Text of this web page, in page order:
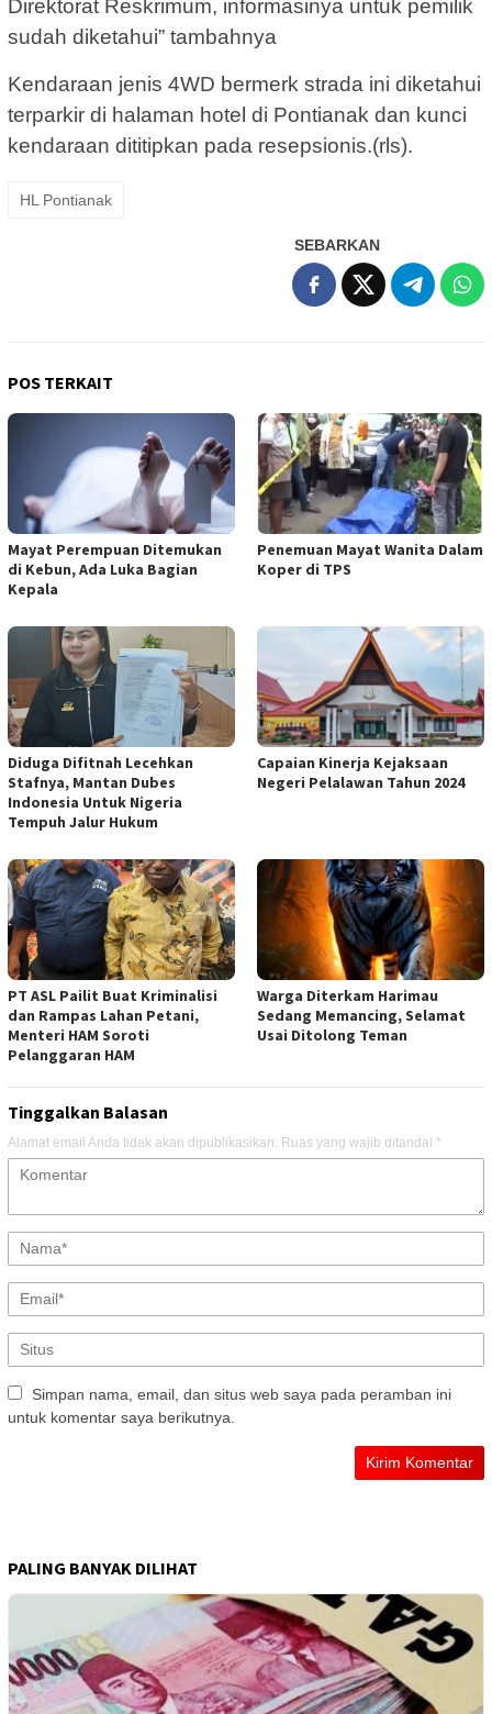
Direktorat Reskrimum, informasinya untuk pemilik
sudah diketahui” tambahnya
Kendaraan jenis 4WD bermerk strada ini diketahui
terparkir di halaman hotel di Pontianak dan kunci
kendaraan dititipkan pada resepsionis.(rls).
HL Pontianak
SEBARKAN
POS TERKAIT
Mayat Perempuan Ditemukan
di Kebun, Ada Luka Bagian
Kepala
Penemuan Mayat Wanita Dalam
Koper di TPS
Diduga Difitnah Lecehkan
Stafnya, Mantan Dubes
Indonesia Untuk Nigeria
Tempuh Jalur Hukum
Capaian Kinerja Kejaksaan
Negeri Pelalawan Tahun 2024
PT ASL Pailit Buat Kriminalisi
dan Rampas Lahan Petani,
Menteri HAM Soroti
Pelanggaran HAM
Warga Diterkam Harimau
Sedang Memancing, Selamat
Usai Ditolong Teman
Tinggalkan Balasan
Alamat email Anda tidak akan dipublikasikan. Ruas yang wajib ditandai *
Simpan nama, email, dan situs web saya pada peramban ini
untuk komentar saya berikutnya.
PALING BANYAK DILIHAT